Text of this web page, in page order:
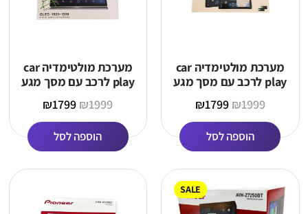
מערכת מולטימדיה car
play לרכב עם מסך מגע
₪1999
₪1799
הוספה לסל
מערכת מולטימדיה car
play לרכב עם מסך מגע
₪1999
₪1799
הוספה לסל
SALE